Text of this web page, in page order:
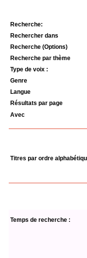
Recherche:
Rechercher dans
Recherche (Options)
Recherche par thème
Type de voix :
Genre
Langue
Résultats par page
Avec
Titres par ordre
Temps de recherche :